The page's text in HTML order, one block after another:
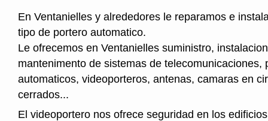
En Ventanielles y alrededores le reparamos e
tipo de portero automatico.
Le ofrecemos en Ventanielles suministro,
mantenimento de sistemas de telecomunicaciones,
automaticos, videoporteros, antenas, camaras en
cerrados...
El videoportero nos ofrece seguridad en los